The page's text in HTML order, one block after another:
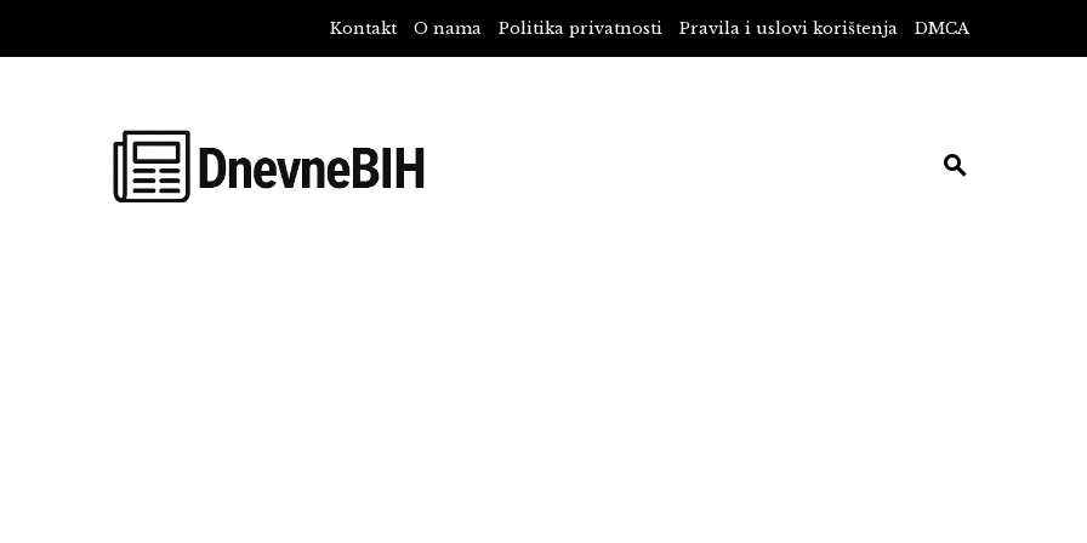
Kontakt O nama Politika privatnosti Pravila i uslovi korištenja DMCA